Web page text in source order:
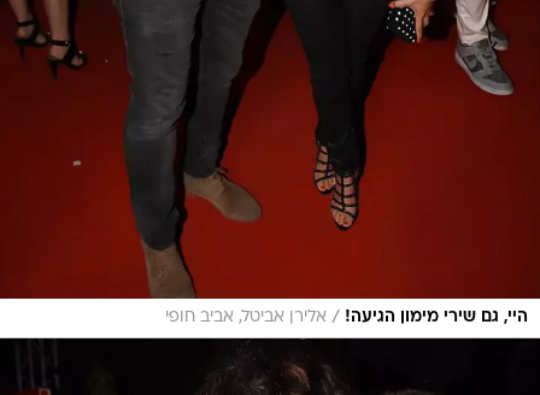
היי, גם שירי מימון הגיעה! / אלירן אביטל, אביב חופי